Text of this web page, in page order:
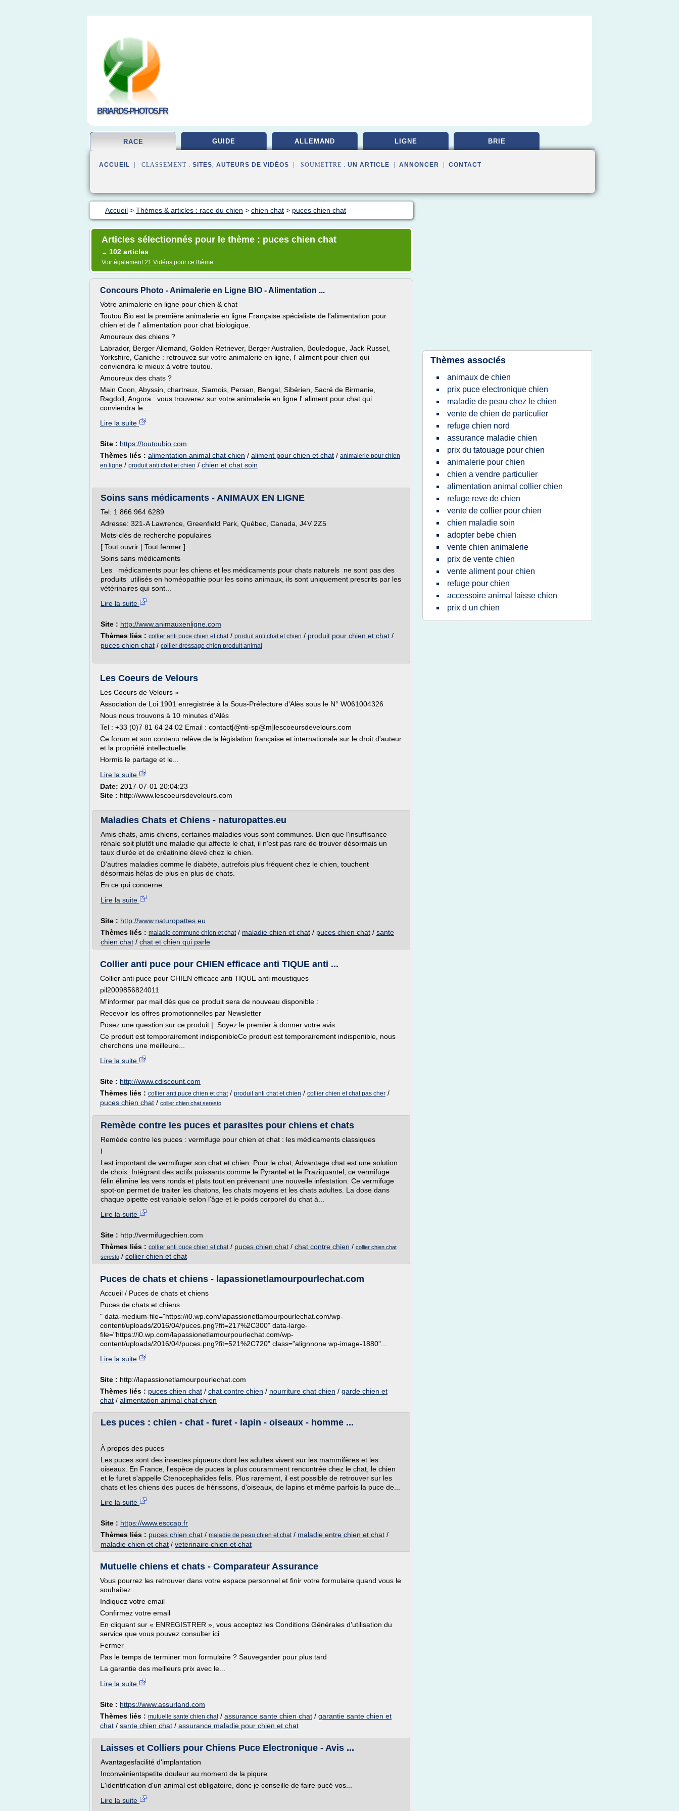
BRIARDS-PHOTOS.FR
RACE GUIDE ALLEMAND LIGNE BRIE
ACCUEIL | CLASSEMENT : SITES, AUTEURS DE VIDÉOS | SOUMETTRE : UN ARTICLE ANNONCER CONTACT
Accueil > Thèmes & articles : race du chien > chien chat > puces chien chat
Articles sélectionnés pour le thème : puces chien chat
→ 102 articles
Voir également21 Vidéos pour ce thème
Concours Photo - Animalerie en Ligne BIO - Alimentation ...
Votre animalerie en ligne pour chien & chat
Toutou Bio est la première animalerie en ligne Française spécialiste de l'alimentation pour
chien et de l' alimentation pour chat biologique.
Amoureux des chiens ?
Labrador, Berger Allemand, Golden Retriever, Berger Australien, Bouledogue, Jack Russel,
Yorkshire, Caniche : retrouvez sur votre animalerie en ligne, l' aliment pour chien qui
conviendra le mieux à votre toutou.
Amoureux des chats ?
Main Coon, Abyssin, chartreux, Siamois, Persan, Bengal, Sibérien, Sacré de Birmanie,
Ragdoll, Angora : vous trouverez sur votre animalerie en ligne l' aliment pour chat qui
conviendra le...
Lire la suite
Site : https://toutoubio.com
Thèmes liés : alimentation animal chat chien / aliment pour chien et chat / animalerie pour chien
en ligne / produit anti chat et chien / chien et chat soin
Soins sans médicaments - ANIMAUX EN LIGNE
Tel: 1 866 964 6289
Adresse: 321-A Lawrence, Greenfield Park, Québec, Canada, J4V 2Z5
Mots-clés de recherche populaires
[ Tout ouvrir | Tout fermer ]
Soins sans médicaments
Les médicaments pour les chiens et les médicaments pour chats naturels ne sont pas des
produits utilisés en homéopathie pour les soins animaux, ils sont uniquement prescrits par les
vétérinaires qui sont...
Lire la suite
Site : http://www.animauxenligne.com
Thèmes liés : collier anti puce chien et chat/ produit anti chat et chien / produit pour chien et chat /
puces chien chat / collier dressage chien produit animal
Les Coeurs de Velours
Les Coeurs de Velours »
Association de Loi 1901 enregistrée à la Sous-Préfecture d'Alès sous le N° W061004326
Nous nous trouvons à 10 minutes d'Alès
Tel : +33 (0)7 81 64 24 02 Email : contact[@nti-sp@m]lescoeursdevelours.com
Ce forum et son contenu relève de la législation française et internationale sur le droit d'auteur
et la propriété intellectuelle.
Hormis le partage et le...
Lire la suite
Date: 2017-07-01 20:04:23
Site : http://www.lescoeursdevelours.com
Maladies Chats et Chiens - naturopattes.eu
Amis chats, amis chiens, certaines maladies vous sont communes. Bien que l'insuffisance
rénale soit plutôt une maladie qui affecte le chat, il n'est pas rare de trouver désormais un
taux d'urée et de créatinine élevé chez le chien.
D'autres maladies comme le diabète, autrefois plus fréquent chez le chien, touchent
désormais hélas de plus en plus de chats.
En ce qui concerne...
Lire la suite
Site : http://www.naturopattes.eu
Thèmes liés : maladie commune chien et chat/ maladie chien et chat / puces chien chat / sante
chien chat / chat et chien qui parle
Collier anti puce pour CHIEN efficace anti TIQUE anti ...
Collier anti puce pour CHIEN efficace anti TIQUE anti moustiques
pil2009856824011
M'informer par mail dès que ce produit sera de nouveau disponible :
Recevoir les offres promotionnelles par Newsletter
Posez une question sur ce produit | Soyez le premier à donner votre avis
Ce produit est temporairement indisponibleCe produit est temporairement indisponible, nous
cherchons une meilleure...
Lire la suite
Site : http://www.cdiscount.com
Thèmes liés : collier anti puce chien et chat/ produit anti chat et chien / collier chien et chat pas cher /
puces chien chat / collier chien chat seresto
Remède contre les puces et parasites pour chiens et chats
Remède contre les puces : vermifuge pour chien et chat : les médicaments classiques
I
l est important de vermifuger son chat et chien. Pour le chat, Advantage chat est une solution
de choix. Intégrant des actifs puissants comme le Pyrantel et le Praziquantel, ce vermifuge
félin élimine les vers ronds et plats tout en prévenant une nouvelle infestation. Ce vermifuge
spot-on permet de traiter les chatons, les chats moyens et les chats adultes. La dose dans
chaque pipette est variable selon l'âge et le poids corporel du chat à...
Lire la suite
Site : http://vermifugechien.com
Thèmes liés : collier anti puce chien et chat/ puces chien chat / chat contre chien / collier chien chat
seresto / collier chien et chat
Puces de chats et chiens - lapassionetlamourpourlechat.com
Accueil / Puces de chats et chiens
Puces de chats et chiens
" data-medium-file="https://i0.wp.com/lapassionetlamourpourlechat.com/wp-
content/uploads/2016/04/puces.png?fit=217%2C300" data-large-
file="https://i0.wp.com/lapassionetlamourpourlechat.com/wp-
content/uploads/2016/04/puces.png?fit=521%2C720" class="alignnone wp-image-1880"...
Lire la suite
Site : http://lapassionetlamourpourlechat.com
Thèmes liés : puces chien chat / chat contre chien / nourriture chat chien / garde chien et
chat / alimentation animal chat chien
Les puces : chien - chat - furet - lapin - oiseaux - homme ...
À propos des puces
Les puces sont des insectes piqueurs dont les adultes vivent sur les mammifères et les
oiseaux. En France, l'espèce de puces la plus couramment rencontrée chez le chat, le chien
et le furet s'appelle Ctenocephalides felis. Plus rarement, il est possible de retrouver sur les
chats et les chiens des puces de hérissons, d'oiseaux, de lapins et même parfois la puce de...
Lire la suite
Site : https://www.esccap.fr
Thèmes liés : puces chien chat / maladie de peau chien et chat/ maladie entre chien et chat /
maladie chien et chat / veterinaire chien et chat
Mutuelle chiens et chats - Comparateur Assurance
Vous pourrez les retrouver dans votre espace personnel et finir votre formulaire quand vous le
souhaitez .
Indiquez votre email
Confirmez votre email
En cliquant sur « ENREGISTRER », vous acceptez les Conditions Générales d'utilisation du
service que vous pouvez consulter ici
Fermer
Pas le temps de terminer mon formulaire ? Sauvegarder pour plus tard
La garantie des meilleurs prix avec le...
Lire la suite
Site : https://www.assurland.com
Thèmes liés : mutuelle sante chien chat/ assurance sante chien chat / garantie sante chien et
chat / sante chien chat / assurance maladie pour chien et chat
Laisses et Colliers pour Chiens Puce Electronique - Avis ...
Avantagesfacilité d'implantation
Inconvénientspetite douleur au moment de la piqure
L'identification d'un animal est obligatoire, donc je conseille de faire pucé vos...
Lire la suite
Thèmes associés
animaux de chien
prix puce electronique chien
maladie de peau chez le chien
vente de chien de particulier
refuge chien nord
assurance maladie chien
prix du tatouage pour chien
animalerie pour chien
chien a vendre particulier
alimentation animal collier chien
refuge reve de chien
vente de collier pour chien
chien maladie soin
adopter bebe chien
vente chien animalerie
prix de vente chien
vente aliment pour chien
refuge pour chien
accessoire animal laisse chien
prix d un chien